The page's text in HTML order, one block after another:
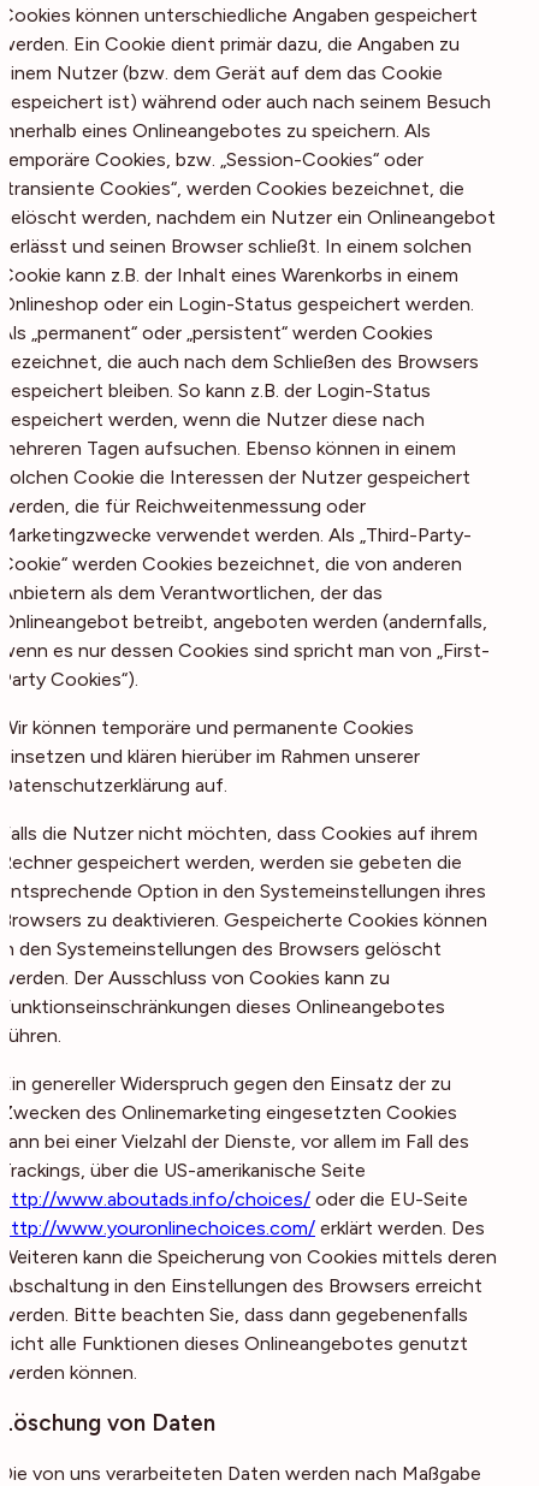
Cookies können unterschiedliche Angaben gespeichert
werden. Ein Cookie dient primär dazu, die Angaben zu
einem Nutzer (bzw. dem Gerät auf dem das Cookie
gespeichert ist) während oder auch nach seinem Besuch
innerhalb eines Onlineangebotes zu speichern. Als
temporäre Cookies, bzw. „Session-Cookies“ oder
„transiente Cookies“, werden Cookies bezeichnet, die
gelöscht werden, nachdem ein Nutzer ein Onlineangebot
verlässt und seinen Browser schließt. In einem solchen
Cookie kann z.B. der Inhalt eines Warenkorbs in einem
Onlineshop oder ein Login-Status gespeichert werden.
Als „permanent“ oder „persistent“ werden Cookies
bezeichnet, die auch nach dem Schließen des Browsers
gespeichert bleiben. So kann z.B. der Login-Status
gespeichert werden, wenn die Nutzer diese nach
mehreren Tagen aufsuchen. Ebenso können in einem
solchen Cookie die Interessen der Nutzer gespeichert
werden, die für Reichweitenmessung oder
Marketingzwecke verwendet werden. Als „Third-Party-
Cookie“ werden Cookies bezeichnet, die von anderen
Anbietern als dem Verantwortlichen, der das
Onlineangebot betreibt, angeboten werden (andernfalls,
wenn es nur dessen Cookies sind spricht man von „First-
Party Cookies“).
Wir können temporäre und permanente Cookies
einsetzen und klären hierüber im Rahmen unserer
Datenschutzerklärung auf.
Falls die Nutzer nicht möchten, dass Cookies auf ihrem
Rechner gespeichert werden, werden sie gebeten die
entsprechende Option in den Systemeinstellungen ihres
Browsers zu deaktivieren. Gespeicherte Cookies können
in den Systemeinstellungen des Browsers gelöscht
werden. Der Ausschluss von Cookies kann zu
Funktionseinschränkungen dieses Onlineangebotes
führen.
Ein genereller Widerspruch gegen den Einsatz der zu
Zwecken des Onlinemarketing eingesetzten Cookies
kann bei einer Vielzahl der Dienste, vor allem im Fall des
Trackings, über die US-amerikanische Seite
http://www.aboutads.info/choices/ oder die EU-Seite
http://www.youronlinechoices.com/ erklärt werden. Des
Weiteren kann die Speicherung von Cookies mittels deren
Abschaltung in den Einstellungen des Browsers erreicht
werden. Bitte beachten Sie, dass dann gegebenenfalls
nicht alle Funktionen dieses Onlineangebotes genutzt
werden können.
Löschung von Daten
Die von uns verarbeiteten Daten werden nach Maßgabe